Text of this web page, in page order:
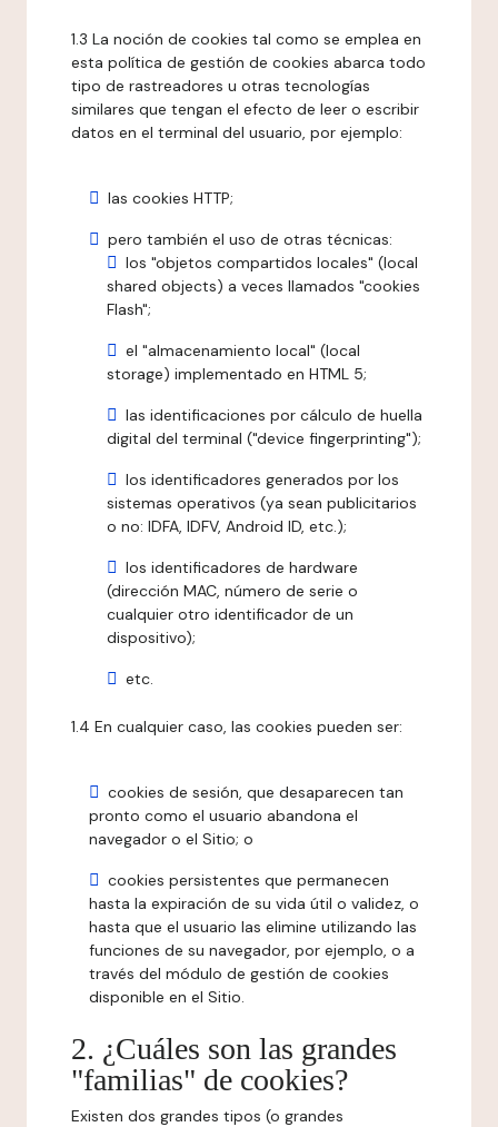
1.3 La noción de cookies tal como se emplea en
esta política de gestión de cookies abarca todo
tipo de rastreadores u otras tecnologías
similares que tengan el efecto de leer o escribir
datos en el terminal del usuario, por ejemplo:
las cookies HTTP;
pero también el uso de otras técnicas:
los "objetos compartidos locales" (local
shared objects) a veces llamados "cookies
Flash";
el "almacenamiento local" (local
storage) implementado en HTML 5;
las identificaciones por cálculo de huella
digital del terminal ("device fingerprinting");
los identificadores generados por los
sistemas operativos (ya sean publicitarios
o no: IDFA, IDFV, Android ID, etc.);
los identificadores de hardware
(dirección MAC, número de serie o
cualquier otro identificador de un
dispositivo);
etc.
1.4 En cualquier caso, las cookies pueden ser:
cookies de sesión, que desaparecen tan
pronto como el usuario abandona el
navegador o el Sitio; o
cookies persistentes que permanecen
hasta la expiración de su vida útil o validez, o
hasta que el usuario las elimine utilizando las
funciones de su navegador, por ejemplo, o a
través del módulo de gestión de cookies
disponible en el Sitio.
2. ¿Cuáles son las grandes
"familias" de cookies?
Existen dos grandes tipos (o grandes